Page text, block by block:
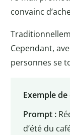
convainc
Cependant,
personnes se
Exemple
Prompt :
d’été du